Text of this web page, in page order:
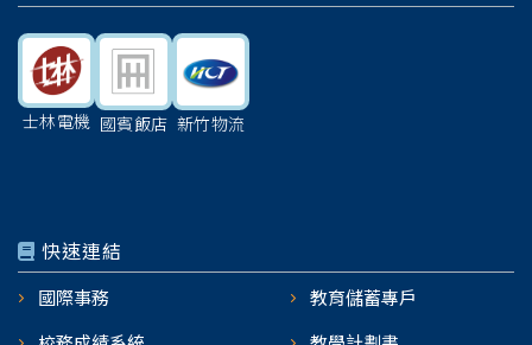
士林電機 國賓飯店 新竹物流
快速連結
國際事務
教育儲蓄專戶